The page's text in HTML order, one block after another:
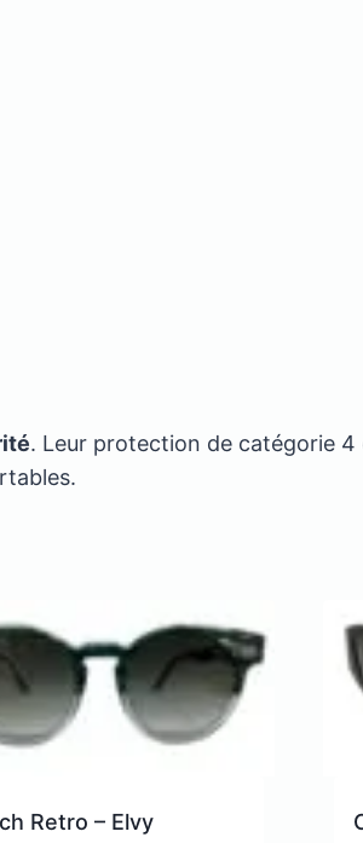
. Leur protection de catégorie 4
Retro – Elvy